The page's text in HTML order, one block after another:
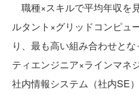
職種×スキルで平均年収を
ルタント×グリッドコンピュ
り、最も高い組み合わせと
ティエンジニア×ラインマネ
社内情報システム（社内SE